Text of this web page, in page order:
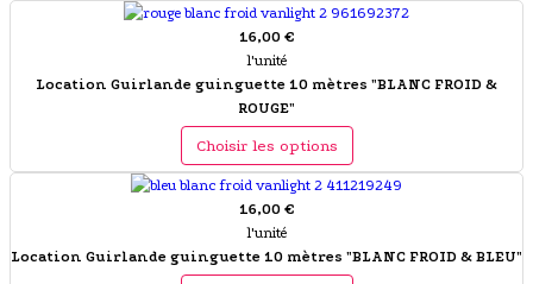
16,00 €
l'unité
Location Guirlande guinguette 10 mètres "BLANC FROID &
ROUGE"
Choisir les options
16,00 €
l'unité
Location Guirlande guinguette 10 mètres "BLANC FROID & BLEU"